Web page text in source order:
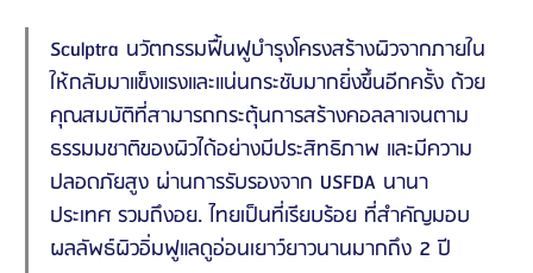
Sculptra นวัตกรรมฟื้นฟูบำรุงโครงสร้างผิวจากภายใน
ให้กลับมาแข็งแรงและแน่นกระชับมากยิ่งขึ้นอีกครั้ง ด้วย
คุณสมบัติที่สามารถกระตุ้นการสร้างคอลลาเจนตาม
ธรรมมชาติของผิวได้อย่างมีประสิทธิภาพ และมีความ
ปลอดภัยสูง ผ่านการรับรองจาก USFDA นานา
ประเทศ รวมถึงอย. ไทยเป็นที่เรียบร้อย ที่สำคัญมอบ
ผลลัพธ์ผิวอิ่มฟูแลดูอ่อนเยาว์ยาวนานมากถึง 2 ปี